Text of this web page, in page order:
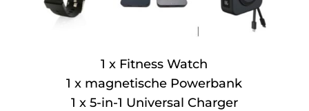
1 x Fitness Watch
1 x magnetische Powerbank
1 x 5-in-1 Universal Charger